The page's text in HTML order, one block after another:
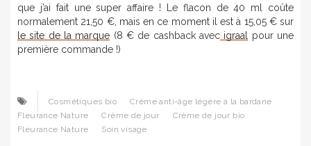
que j’ai fait une super affaire ! Le flacon de 40 ml coûte
normalement 21,50 €, mais en ce moment il est à 15,05 € sur
le site de la marque (8 € de cashback avec igraal pour une
première commande !)
Cosmétiques bio
Crème anti-âge légère à la bardane
Fleurance Nature
Crème de jour
Crème de jour bio
Fleurance Nature
Soin visage